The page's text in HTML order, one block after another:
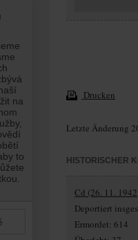
Drucken
Letzte Änderung
HISTORISCHER
Cd (26. 11.
Deportiert
Ermordet: 614